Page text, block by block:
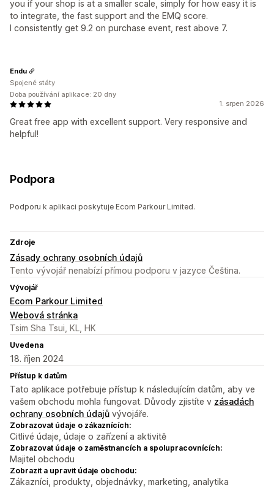
you if your shop is at a smaller scale, simply for how easy it is
to integrate, the fast support and the EMQ score.
I consistently get 9.2 on purchase event, rest above 7.
1. srpen 2026
Great free app with excellent support. Very responsive and
helpful!
Endu
Spojené státy
Doba používání aplikace: 20 dny
Podpora
Podporu k aplikaci poskytuje Ecom Parkour Limited.
Zdroje
Zásady ochrany osobních údajů
Tento vývojář nenabízí přímou podporu v jazyce Čeština.
Vývojář
Ecom Parkour Limited
Webová stránka
Tsim Sha Tsui, KL, HK
Uvedena
18. říjen 2024
Přístup k datům
Tato aplikace potřebuje přístup k následujícím datům, aby ve
vašem obchodu mohla fungovat. Důvody zjistíte v zásadách
ochrany osobních údajů vývojáře.
Zobrazovat údaje o zákaznících:
Citlivé údaje, údaje o zařízení a aktivitě
Zobrazovat údaje o zaměstnancích a spolupracovnících:
Majitel obchodu
Zobrazit a upravit údaje obchodu:
Zákazníci, produkty, objednávky, marketing, analytika